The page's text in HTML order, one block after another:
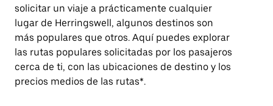
solicitar un viaje a prácticamente cualquier
lugar de Herringswell, algunos destinos son
más populares que otros. Aquí puedes explorar
las rutas populares solicitadas por los pasajeros
cerca de ti, con las ubicaciones de destino y los
precios medios de las rutas*.